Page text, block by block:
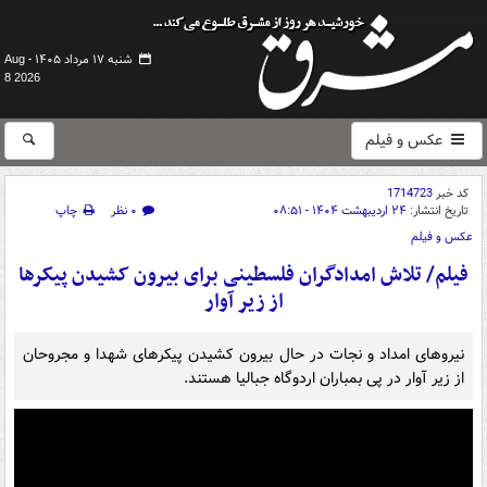
شنبه ۱۷ مرداد ۱۴۰۵ -
Aug
8 2026
عکس و فیلم
کد خبر1714723
تاریخ انتشار: ۲۴ اردیبهشت ۱۴۰۴ - ۰۸:۵۱ ۰ نظر
چاپ
عکس و فیلم
فیلم/ تلاش امدادگران فلسطینی برای بیرون کشیدن پیکرها
از زیر آوار
نیروهای امداد و نجات در حال بیرون کشیدن پیکرهای شهدا و مجروحان
از زیر آوار در پی بمباران اردوگاه جبالیا هستند.